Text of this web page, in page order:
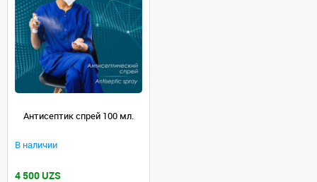
Антисептик спрей 100 мл.
В наличии
4 500 UZS